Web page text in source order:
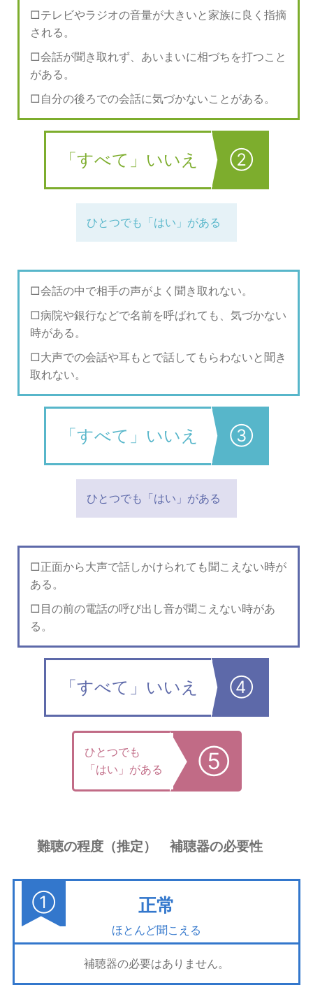
テレビやラジオの音量が大きいと家族に良く指摘
される。
会話が聞き取れず、あいまいに相づちを打つこと
がある。
自分の後ろでの会話に気づかないことがある。
「すべて」いいえ ②
ひとつでも「はい」がある
会話の中で相手の声がよく聞き取れない。
病院や銀行などで名前を呼ばれても、気づかない
時がある。
大声での会話や耳もとで話してもらわないと聞き
取れない。
「すべて」いいえ ③
ひとつでも「はい」がある
正面から大声で話しかけられても聞こえない時が
ある。
目の前の電話の呼び出し音が聞こえない時があ
る。
「すべて」いいえ ④
ひとつでも
「はい」がある
⑤
難聴の程度（推定） 補聴器の必要性
① 正常
ほとんど聞こえる
補聴器の必要はありません。